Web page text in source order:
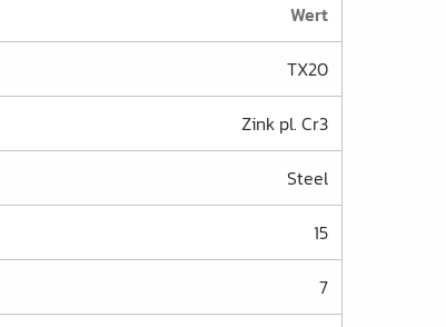
Wert
TX20
Zink pl. Cr3
Steel
15
7